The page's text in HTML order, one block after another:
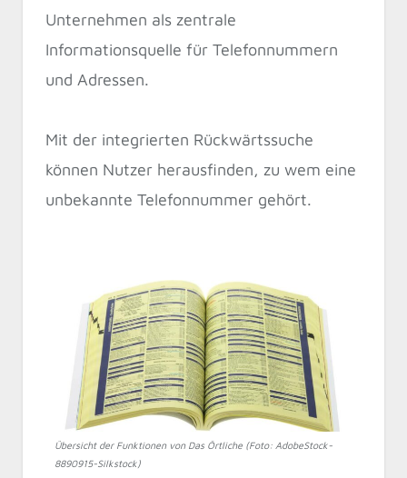
Unternehmen als zentrale
Informationsquelle für Telefonnummern
und Adressen.
Mit der integrierten Rückwärtssuche
können Nutzer herausfinden, zu wem eine
unbekannte Telefonnummer gehört.
Übersicht der Funktionen von Das Örtliche (Foto: AdobeStock-
8890915-Silkstock)